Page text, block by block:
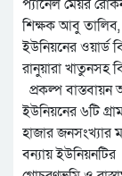
প্যানেল মেয়র
শিক্ষক আবু তালিব,
ইউনিয়নের ওয়ার্ড
রানুয়ারা খাতুনসহ
প্রকল্প বাস্তবায়ন
ইউনিয়নের ৬টি
হাজার জনসংখ্যার
বন্যায়